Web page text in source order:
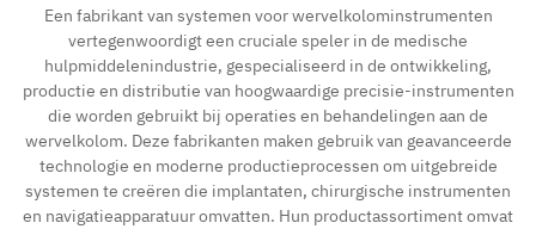
Over Ons
Blog
Contact
Een fabrikant van systemen voor wervelkolominstrumenten
vertegenwoordigt een cruciale speler in de medische
hulpmiddelenindustrie, gespecialiseerd in de ontwikkeling,
productie en distributie van hoogwaardige precisie-instrumenten
die worden gebruikt bij operaties en behandelingen aan de
wervelkolom. Deze fabrikanten maken gebruik van geavanceerde
technologie en moderne productieprocessen om uitgebreide
systemen te creëren die implantaten, chirurgische instrumenten
en navigatieapparatuur omvatten. Hun productassortiment omvat